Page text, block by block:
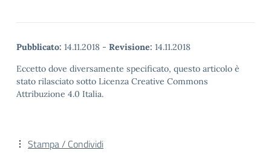
Pubblicato: 14.11.2018 - Revisione: 14.11.2018
Eccetto dove diversamente specificato, questo articolo è
stato rilasciato sotto Licenza Creative Commons
Attribuzione 4.0 Italia.
Stampa / Condividi